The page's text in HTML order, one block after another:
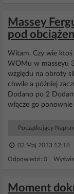
Massey
pod
Witam. Czy wie ktoś
WOMu w masseyu
względu na obroty
chwile a później
Dodano po 2
włącze go
Początkujący
02 Maj 2013 12:18
Odpowiedzi: 0
Moment